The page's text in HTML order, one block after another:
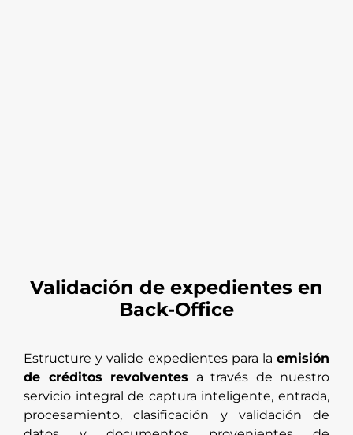
Validación de expedientes en
Back-Office
Estructure y valide expedientes para la emisión
de créditos revolventes a través de nuestro
servicio integral de captura inteligente, entrada,
procesamiento, clasificación y validación de